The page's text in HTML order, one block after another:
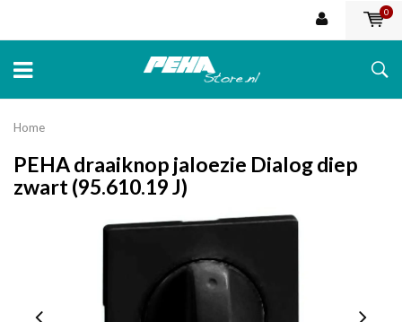
0
Home
PEHA draaiknop jaloezie Dialog diep
zwart (95.610.19 J)